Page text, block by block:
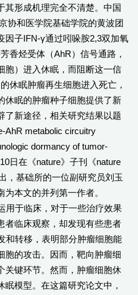
其形成机理完全不清楚。中国
协和医学院基础学院的黄波团
因子IFN-γ通过吲哚胺2,3双加氧
香烃受体（AhR）信号通路，
胞）进入休眠，而阻断这一信
休眠肿瘤再生细胞进入死亡，
休眠的肿瘤种子细胞提供了新
了新途径，相关研究结果以题
AhR metabolic circuitry
dormancy of tumor-
日在《nature》子刊《nature
，基础所的一位副研究员刘玉
本文的并列第一作者。
于临床，对于一些治疗效果
者临床观察，却发现有些患者
和转移，表明部分肿瘤细胞能
胞的攻击。因而，靶向肿瘤细
关键环节。然而，肿瘤细胞休
模型。在这篇研究论文中，